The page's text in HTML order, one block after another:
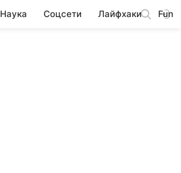
Наука Соцсети Лайфхаки Fun